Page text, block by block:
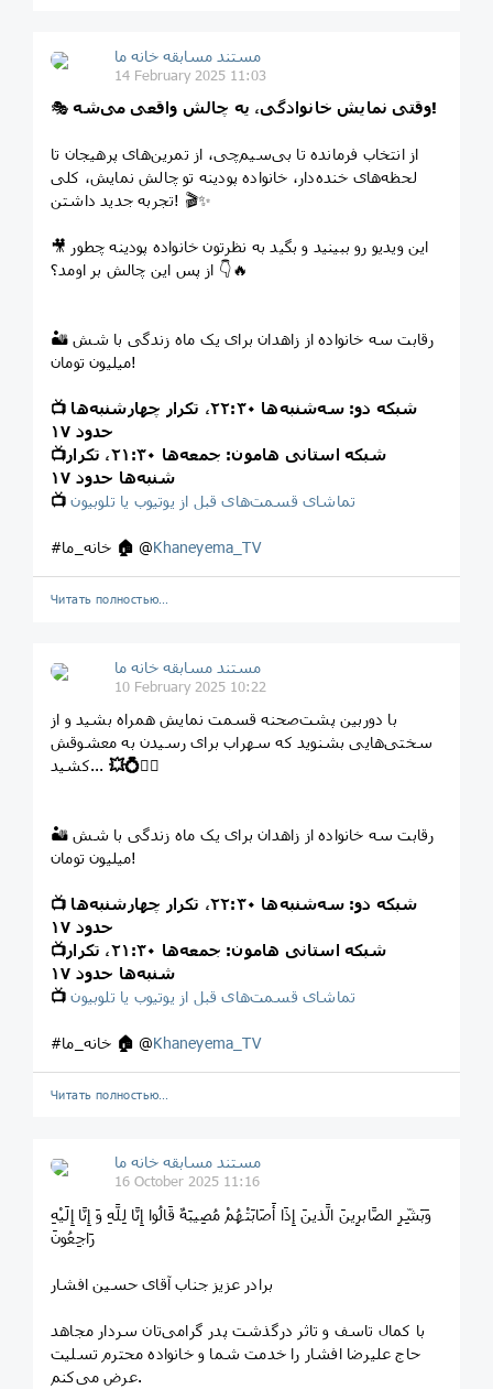
مستند مسابقه خانه ما
14 February 2025 11:03
🎭 وقتی نمایش خانوادگی، یه چالش واقعی می‌شه!
از انتخاب فرمانده تا بی‌سیم‌چی، از تمرین‌های پرهیجان تا
لحظه‌های خنده‌دار، خانواده پودینه تو چالش نمایش، کلی
تجربه جدید داشتن! 🎬✨
🎥 این ویدیو رو ببینید و بگید به نظرتون خانواده پودینه چطور
از پس این چالش بر اومد؟ 👇🔥
🏜 رقابت سه خانواده از زاهدان برای یک ماه زندگی با شش
میلیون تومان!
📺
حدود ۱۷
📺شبکه استانی هامون: جمعه‌ها ۲۱:۳۰، تکرار
شنبه‌ها حدود ۱۷
📺 تماشای قسمت‌های قبل از یوتیوب یا تلوبیون
🏠 @Khaneyema_TV
Читать полностью…
مستند مسابقه خانه ما
10 February 2025 10:22
با دوربین پشت‌صحنه قسمت نمایش همراه بشید و از
سختی‌هایی بشنوید که سهراب برای رسیدن به معشوقش
کشید... 💥💍👰‍♂️
🏜 رقابت سه خانواده از زاهدان برای یک ماه زندگی با شش
میلیون تومان!
📺
حدود ۱۷
📺شبکه استانی هامون: جمعه‌ها ۲۱:۳۰، تکرار
شنبه‌ها حدود ۱۷
📺 تماشای قسمت‌های قبل از یوتیوب یا تلوبیون
🏠 @Khaneyema_TV
Читать полностью…
مستند مسابقه خانه ما
16 October 2025 11:16
وَبَشِّرِ الصَّابرِینَ الَّذینَ إِذَا أَصَابَتْهُمْ مُصِیبَهٌ قَالُوا إِنَّا لِلَّهِ وَ إِنَّا إِلَیْهِ
رَاجِعُونَ
برادر عزیز جناب آقای حسین افشار
با کمال تاسف و تاثر درگذشت پدر گرامی‌تان سردار مجاهد
حاج علیرضا افشار را خدمت شما و خانواده محترم تسلیت
عرض می‌کنم.